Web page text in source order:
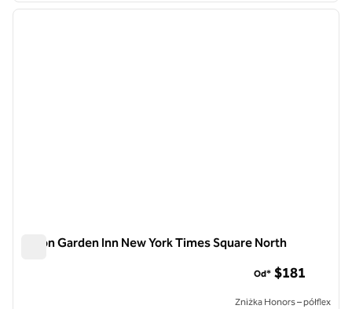
1 z 12
Hilton Garden Inn New York Times Square North
Od* $181
Zniżka Honors – półflex